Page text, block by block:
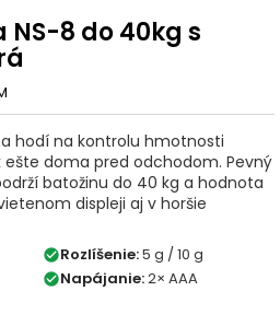
8 do 40kg s
hodí na kontrolu hmotnosti
doma pred odchodom. Pevný
batožinu do 40 kg a hodnota
displeji aj v horšie
check_circleRozlíšenie:5 g / 10 g
check_circleNapájanie:2× AAA